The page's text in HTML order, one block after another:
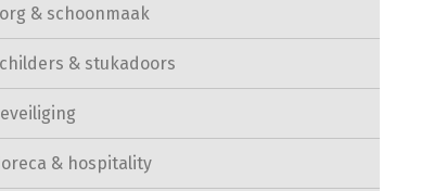
& schoonmaak
& stukadoors
& hospitality